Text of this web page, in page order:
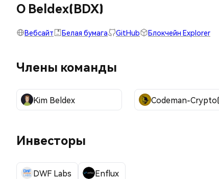
О Beldex(BDX)
Вебсайт Белая бумага GitHub Блокчейн Explorer
Члены команды
Kim Beldex Codeman-
Инвесторы
DWF Labs Enflux